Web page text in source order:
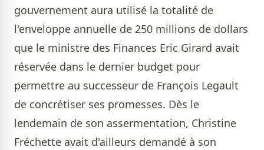
gouvernement aura utilisé la totalité de
l'enveloppe annuelle de 250 millions de dollars
que le ministre des Finances Eric Girard avait
réservée dans le dernier budget pour
permettre au successeur de François Legault
de concrétiser ses promesses. Dès le
lendemain de son assermentation, Christine
Fréchette avait d'ailleurs demandé à son